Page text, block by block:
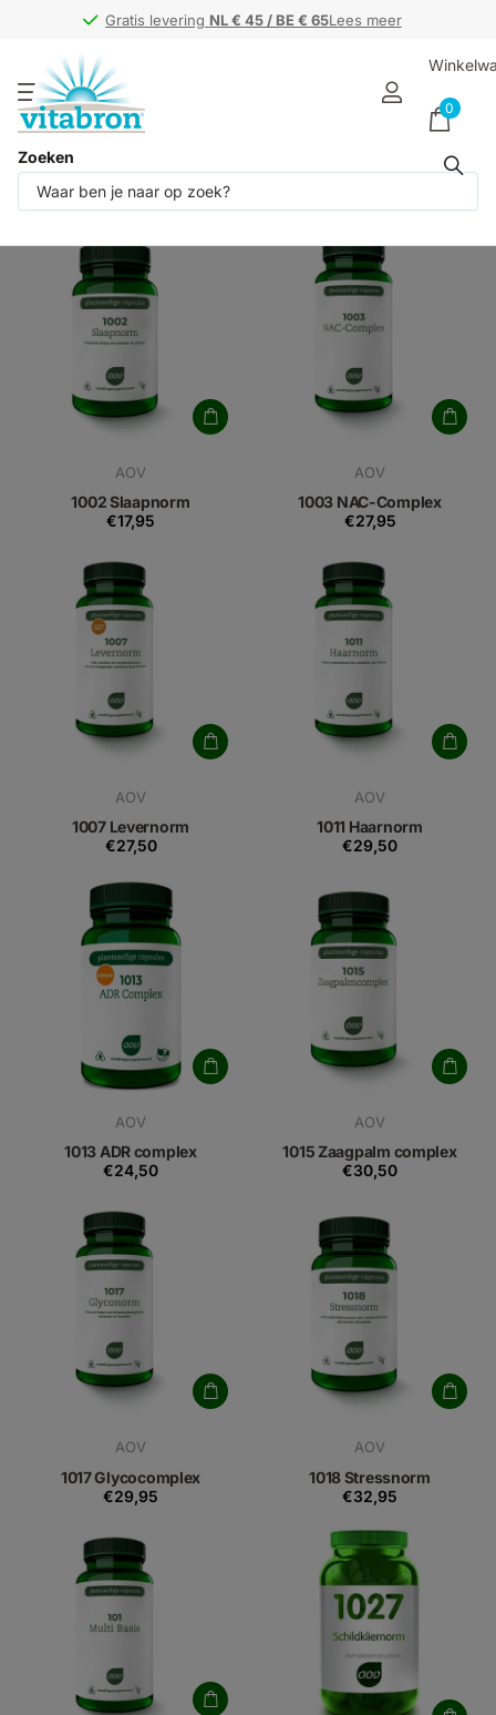
Gratis levering NL € 45 / BE € 65Lees meer
Gratis levering NL € 45 / BE € 65
Zoeken
0
Producten (2154)
AOV
1002 Slaapnorm
€17,95
AOV
1003 NAC-Complex
€27,95
AOV
1007 Levernorm
€27,50
AOV
1011 Haarnorm
€29,50
AOV
1013 ADR complex
€24,50
AOV
1015 Zaagpalm complex
€30,50
AOV
1017 Glycocomplex
€29,95
AOV
1018 Stressnorm
€32,95